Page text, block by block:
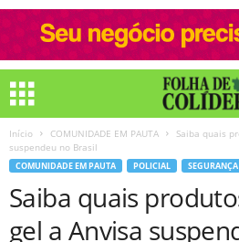
Início COMUNIDADE EM PAUTA
Saiba quais
suspendeu no Brasil
COMUNIDADE EM PAUTA POLICIAL SEGURANÇA
Saiba quais
gel a Anvisa